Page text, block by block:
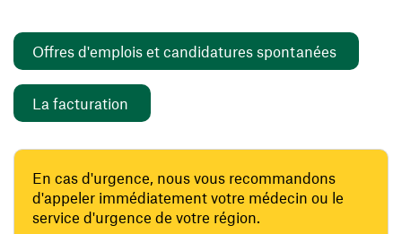
Offres d'emplois et candidatures spontanées
La facturation
En cas d'urgence, nous vous recommandons
d'appeler immédiatement votre médecin ou le
service d'urgence de votre région.